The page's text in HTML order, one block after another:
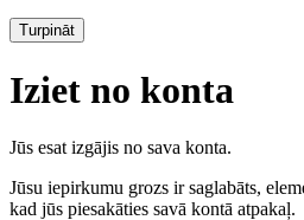
Turpināt
Iziet no konta
Jūs esat izgājis no sava konta.
Jūsu iepirkumu grozs ir saglabāts,
kad jūs piesakāties savā kontā atpakaļ.